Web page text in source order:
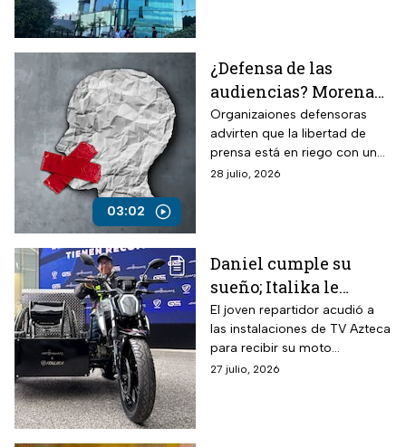
03:02
¿Defensa de las
audiencias? Morena
planea restringir la
libertad e expresión y
ampliar censura
Organizaiones defensoras
advirten que la libertad de
prensa está en riego con una
nueva ley sobre la supuesta
28 julio, 2026
Daniel cumple su
sueño; Italika le
regala una moto
adaptada para su silla
de ruedas “me
encanta su diseño”
El joven repartidor acudió a
las instalaciones de TV Azteca
para recibir su moto
adaptada; su historia se
27 julio, 2026